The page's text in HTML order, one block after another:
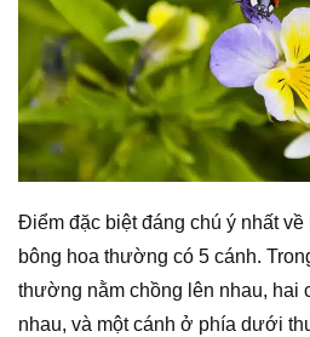
Điểm đặc biệt đáng chú ý nhất
bông hoa thường có 5 cánh.
thường nằm chồng lên nhau, hai
nhau, và một cánh ở phía dưới